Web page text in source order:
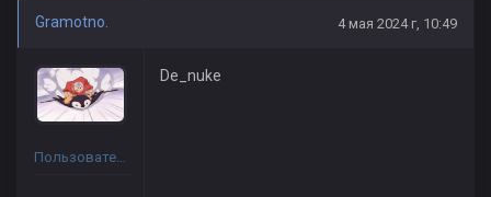
Gramotno. 4 мая 2024 г, 10:49
Пользователь
De_nuke